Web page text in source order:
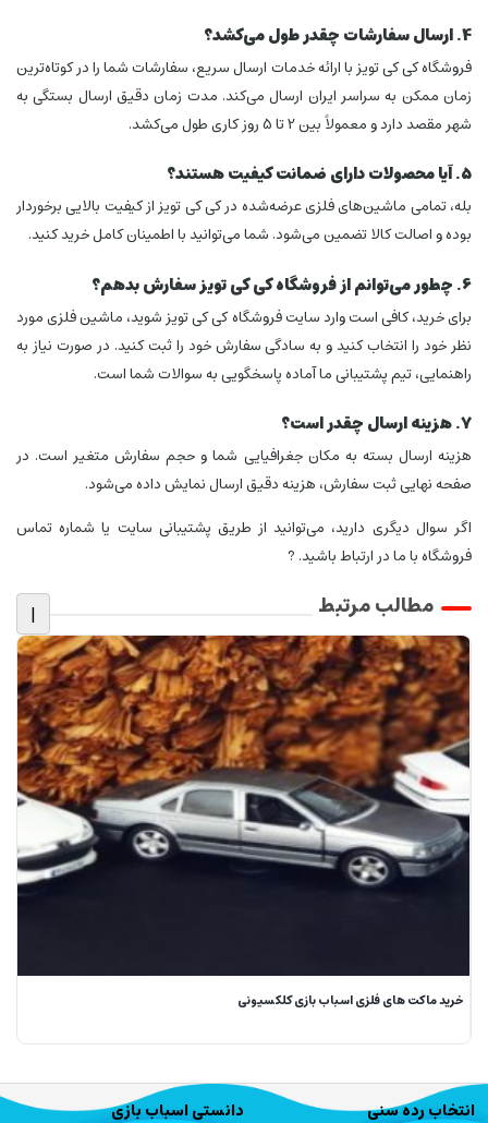
4. ارسال سفارشات چقدر طول می‌کشد؟
فروشگاه کی کی تویز با ارائه خدمات ارسال سریع، سفارشات شما را در کوتاه‌ترین
زمان ممکن به سراسر ایران ارسال می‌کند. مدت زمان دقیق ارسال بستگی به
شهر مقصد دارد و معمولاً بین 2 تا 5 روز کاری طول می‌کشد.
5. آیا محصولات دارای ضمانت کیفیت هستند؟
بله، تمامی ماشین‌های فلزی عرضه‌شده در کی کی تویز از کیفیت بالایی برخوردار
بوده و اصالت کالا تضمین می‌شود. شما می‌توانید با اطمینان کامل خرید کنید.
6. چطور می‌توانم از فروشگاه کی کی تویز سفارش بدهم؟
برای خرید، کافی است وارد سایت فروشگاه کی کی تویز شوید، ماشین فلزی مورد
نظر خود را انتخاب کنید و به سادگی سفارش خود را ثبت کنید. در صورت نیاز به
راهنمایی، تیم پشتیبانی ما آماده پاسخگویی به سوالات شما است.
7. هزینه ارسال چقدر است؟
هزینه ارسال بسته به مکان جغرافیایی شما و حجم سفارش متغیر است. در
صفحه نهایی ثبت سفارش، هزینه دقیق ارسال نمایش داده می‌شود.
اگر سوال دیگری دارید، می‌توانید از طریق پشتیبانی سایت یا شماره تماس
فروشگاه با ما در ارتباط باشید. ?
مطالب مرتبط |
خرید ماکت های فلزی اسباب بازی کلکسیونی
انتخاب رده سنی دانستی اسباب بازی